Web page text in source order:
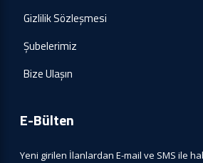
Gizlilik Sözleşmesi
Şubelerimiz
Bize Ulaşın
E-Bülten
Yeni girilen İlanlardan E-mail ve SMS ile